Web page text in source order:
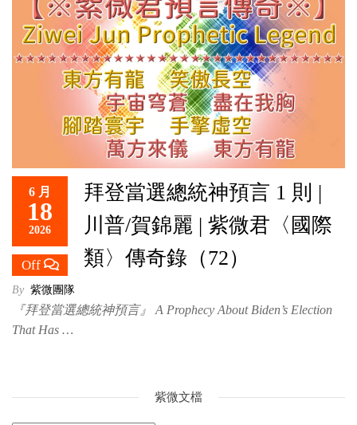
6 月
18
2026
Off
拜登當選總統神預言 1 則 |
川普/賀錦麗 | 紫微君〈國際
類〉傳奇錄（72）
By 紫微團隊
『拜登當選總統神預言』 A Prophecy About Biden’s Election
That Has …
紫微文檔